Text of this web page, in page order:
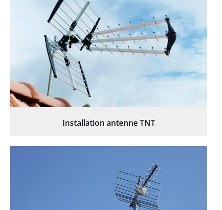
Installation antenne TNT